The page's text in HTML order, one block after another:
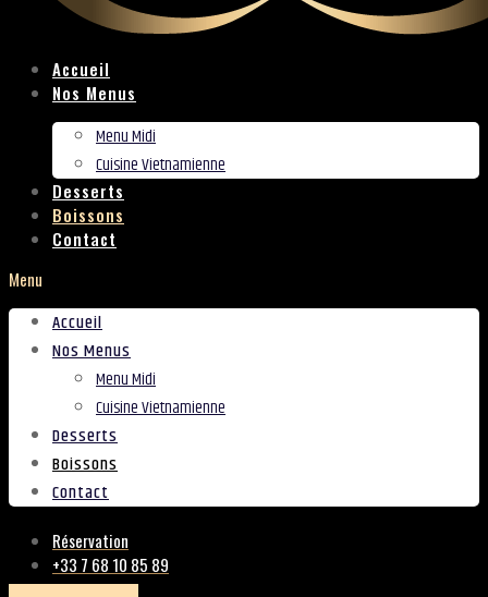
Accueil
Nos Menus
Menu Midi
Cuisine Vietnamienne
Desserts
Boissons
Contact
Menu
Accueil
Nos Menus
Menu Midi
Cuisine Vietnamienne
Desserts
Boissons
Contact
Réservation
+33 7 68 10 85 89